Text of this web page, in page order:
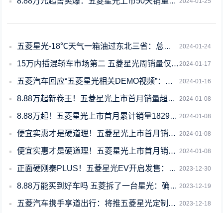
2024-01-24
五菱星光-18℃天气一箱油过东北三省：总续航940.5km 百公里平均油耗5.6
2024-01-17
15万内插混轿车市场第二 五菱星光周销量仅次于比亚迪秦Plus
2024-01-16
五菱汽车回应“五菱星光相关DEMO视频”：非官方行为 已报案
2024-01-08
8.88万起新卷王！五菱星光上市首月销量超1.8万台：男性用户占比近7成
2024-01-08
8.88万起！五菱星光上市首月累计销量18294台 稳占15万内插混轿车第二
2024-01-08
便宜实惠才是硬道理！五菱星光上市首月销量1.8万台：插混第二
2024-01-08
便宜实惠才是硬道理！五菱星光上市首月销量1.89万台：插混第二
2023-12-30
正面硬刚秦PLUS！五菱星光EV开启发售：预售价12.98万元
2023-12-19
8.88万能买到好车吗 五菱拆了一台星光：确实硬核
2023-12-18
五菱汽车携手享道出行：将推五菱星光定制版网约车